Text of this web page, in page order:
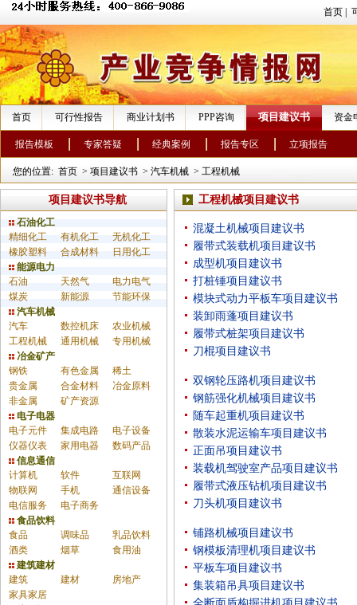
首页
首页 可行性报告 商业计划书 PPP咨询 项目建议书 资金
报告模板 专家答疑 经典案例 报告专区 立项报告
您的位置: 首页 > 项目建议书 > 汽车机械 > 工程机械
项目建议书导航
石油化工
精细化工
有机化工
无机化工
橡胶塑料
合成材料
日用化工
能源电力
石油
天然气
电力电气
煤炭
新能源
节能环保
汽车机械
汽车
数控机床
农业机械
工程机械
通用机械
专用机械
冶金矿产
钢铁
有色金属
稀土
贵金属
合金材料
冶金原料
非金属
矿产资源
电子电器
电子元件
集成电路
电子设备
仪器仪表
家用电器
数码产品
信息通信
计算机
软件
互联网
物联网
手机
通信设备
电信服务
电子商务
食品饮料
食品
调味品
乳品饮料
酒类
烟草
食用油
建筑建材
建筑
建材
房地产
家具家居
工程机械项目建议书
混凝土机械项目建议书
履带式装载机项目建议书
成型机项目建议书
打桩锤项目建议书
模块式动力平板车项目建议书
装卸雨蓬项目建议书
履带式桩架项目建议书
刀棍项目建议书
双钢轮压路机项目建议书
钢筋强化机械项目建议书
随车起重机项目建议书
散装水泥运输车项目建议书
正面吊项目建议书
装载机驾驶室产品项目建议书
履带式液压钻机项目建议书
刀头机项目建议书
铺路机械项目建议书
钢模板清理机项目建议书
平板车项目建议书
集装箱吊具项目建议书